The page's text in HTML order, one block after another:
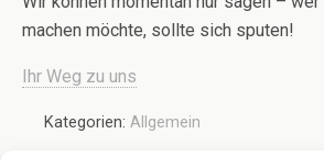
machen möchte, sollte sich sputen!
Ihr Weg zu uns
Kategorien: Allgemein